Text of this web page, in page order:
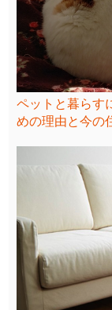
ペットと暮らす
めの理由と今の